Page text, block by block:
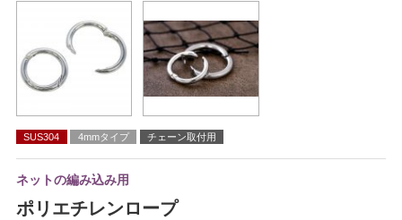
SUS304 4mmタイプ チェーン取付用
ネットの編み込み用
ポリエチレンロープ